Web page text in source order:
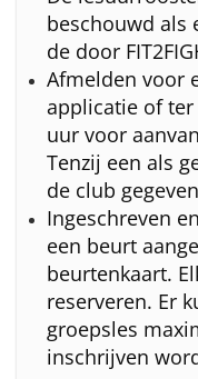
beschouwd als
de door
Afmelden voor
applicatie of
uur voor
Tenzij een als
de club
Ingeschreven
een beurt
beurtenkaart.
reserveren. Er
groepsles
inschrijven